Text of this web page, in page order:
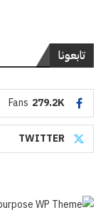
تابعونا
279.2K
Fans
TWITTER